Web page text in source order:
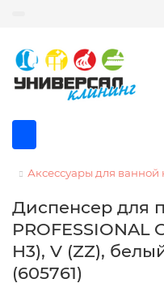
Аксессуары для ванной
Диспенсер для
PROFESSIONAL
H3), V (ZZ),
(605761)